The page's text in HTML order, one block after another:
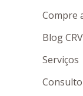
Compre
Blog CRV
Serviços